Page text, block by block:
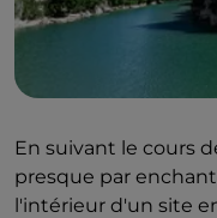
En suivant le cours
presque par
l'intérieur d'un site